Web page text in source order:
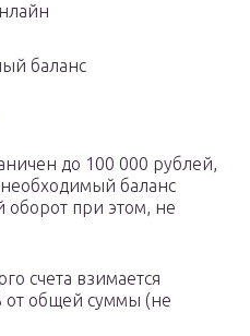
баланс
до 100 000 рублей,
баланс
оборот при этом, не
счета взимается
от общей суммы (не